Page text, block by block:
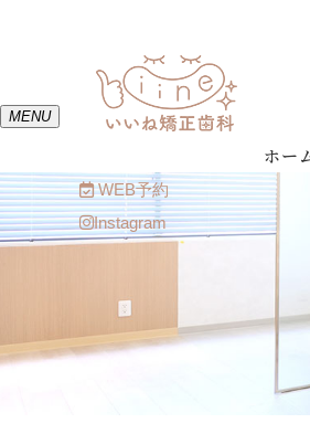
MENU
ホー
WEB予約
Instagram